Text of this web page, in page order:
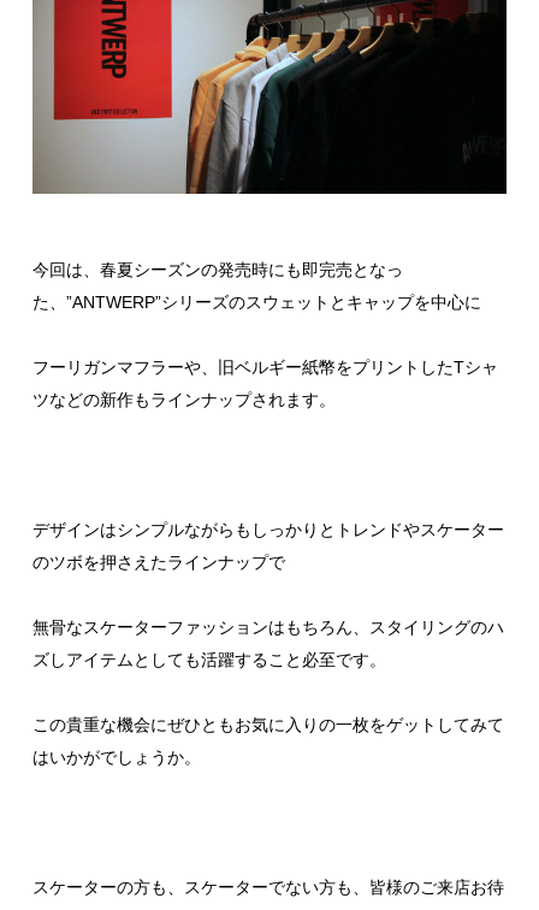
今回は、春夏シーズンの発売時にも即完売となっ
た、”ANTWERP”シリーズのスウェットとキャップを中心に
フーリガンマフラーや、旧ベルギー紙幣をプリントしたTシャ
ツなどの新作もラインナップされます。
デザインはシンプルながらもしっかりとトレンドやスケーター
のツボを押さえたラインナップで
無骨なスケーターファッションはもちろん、スタイリングのハ
ズしアイテムとしても活躍すること必至です。
この貴重な機会にぜひともお気に入りの一枚をゲットしてみて
はいかがでしょうか。
スケーターの方も、スケーターでない方も、皆様のご来店お待